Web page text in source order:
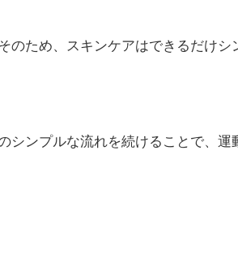
のため、スキンケアはできるだけシ
シンプルな流れを続けることで、運